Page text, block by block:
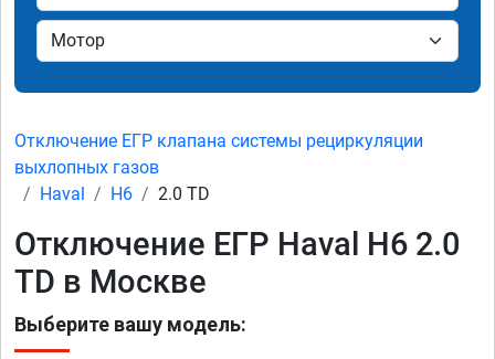
Отключение ЕГР клапана системы рециркуляции
выхлопных газов
Haval
H6 2.0 TD
Отключение ЕГР Haval H6 2.0
TD в Москве
Выберите вашу модель: